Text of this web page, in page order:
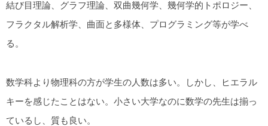
結び目理論、グラフ理論、双曲幾何学、幾何学的トポロジー、
フラクタル解析学、曲面と多様体、プログラミング等が学べ
る。
数学科より物理科の方が学生の人数は多い。しかし、ヒエラル
キーを感じたことはない。小さい大学なのに数学の先生は揃っ
ているし、質も良い。